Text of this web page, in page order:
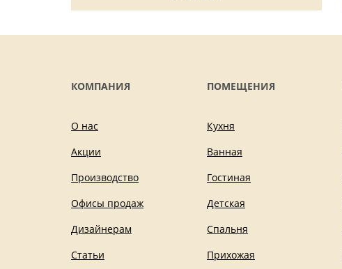
КОМПАНИЯ
О нас
Акции
Производство
Офисы продаж
Дизайнерам
Статьи
ПОМЕЩЕНИЯ
Кухня
Ванная
Гостиная
Детская
Спальня
Прихожая